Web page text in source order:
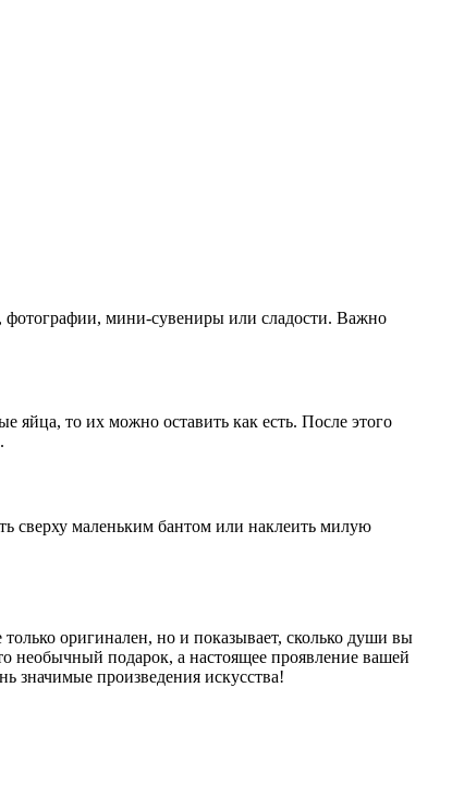
фотографии, мини-сувениры или сладости. Важно
яйца, то их можно оставить как есть. После этого
сверху маленьким бантом или наклеить милую
оригинален, но и показывает, сколько души вы
необычный подарок, а настоящее проявление вашей
значимые произведения искусства!